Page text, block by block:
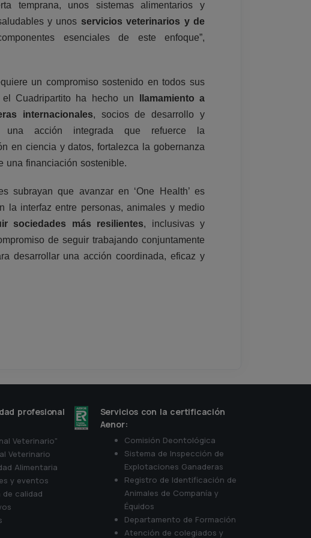
temprana, unos sistemas alimentarios y
y unos servicios veterinarios y de
esenciales de este enfoque”,
un compromiso sostenido en todos sus
Cuadripartito ha hecho un
llamamiento a
internacionales, socios de desarrollo y
una acción integrada que refuerce la
en ciencia y datos, fortalezca la gobernanza
una financiación sostenible.
subrayan que avanzar en ‘One Health’ es
la interfaz entre personas, animales y medio
sociedades más resilientes, inclusivas y
de seguir trabajando conjuntamente
desarrollar una acción coordinada, eficaz y
profesional
Veterinario"
Veterinario
Alimentaria
y eventos
de calidad
Servicios con la certificación
Aenor:
Comisión Deontológica
Sistema de Inspección de
Explotaciones Ganaderas
Registro de Identificación de
Animales de Companía y
Équidos
Departamento de Formación
Atención de colegiados y